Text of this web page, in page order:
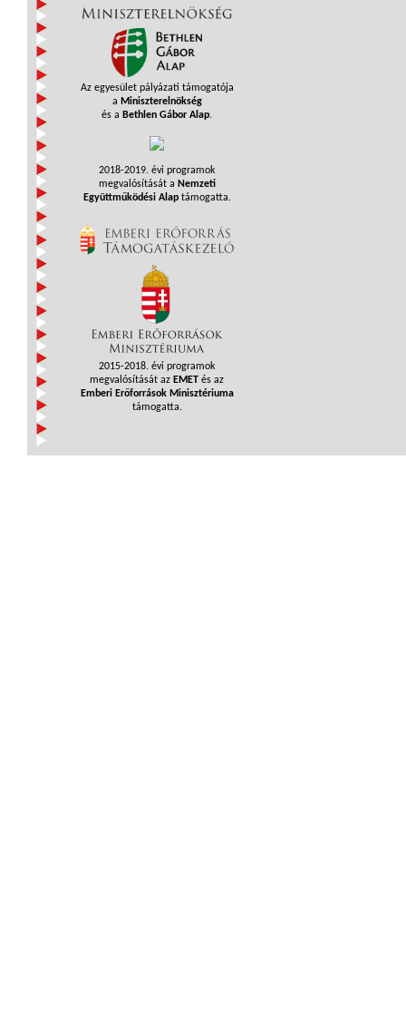
Az egyesület pályázati támogatója
a Miniszterelnökség
és a Bethlen Gábor Alap.
2018-2019. évi programok
megvalósítását a Nemzeti
Együttműködési Alaptámogatta.
2015-2018. évi programok
megvalósítását az EMET és az
Emberi Erőforrások Minisztériuma
támogatta.